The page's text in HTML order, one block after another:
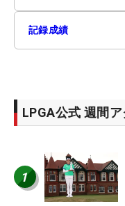
記録成績
LPGA公式 週間
1